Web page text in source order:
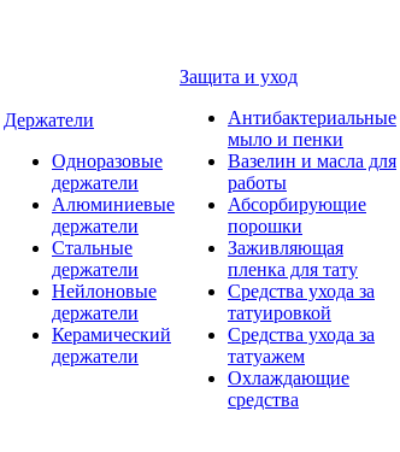
Держатели
Одноразовые
держатели
Алюминиевые
держатели
Стальные
держатели
Нейлоновые
держатели
Керамический
держатели
Защита и уход
Антибактериальные
мыло и пенки
Вазелин и масла для
работы
Абсорбирующие
порошки
Заживляющая
пленка для тату
Средства ухода за
татуировкой
Средства ухода за
татуажем
Охлаждающие
средства